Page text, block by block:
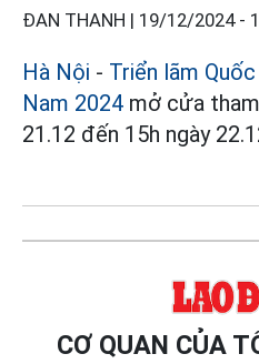
ĐAN THANH | 19/12/2024 -
Hà Nội - Triển lãm
Nam 2024 mở cửa
21.12 đến 15h ngày
CƠ QUAN CỦA